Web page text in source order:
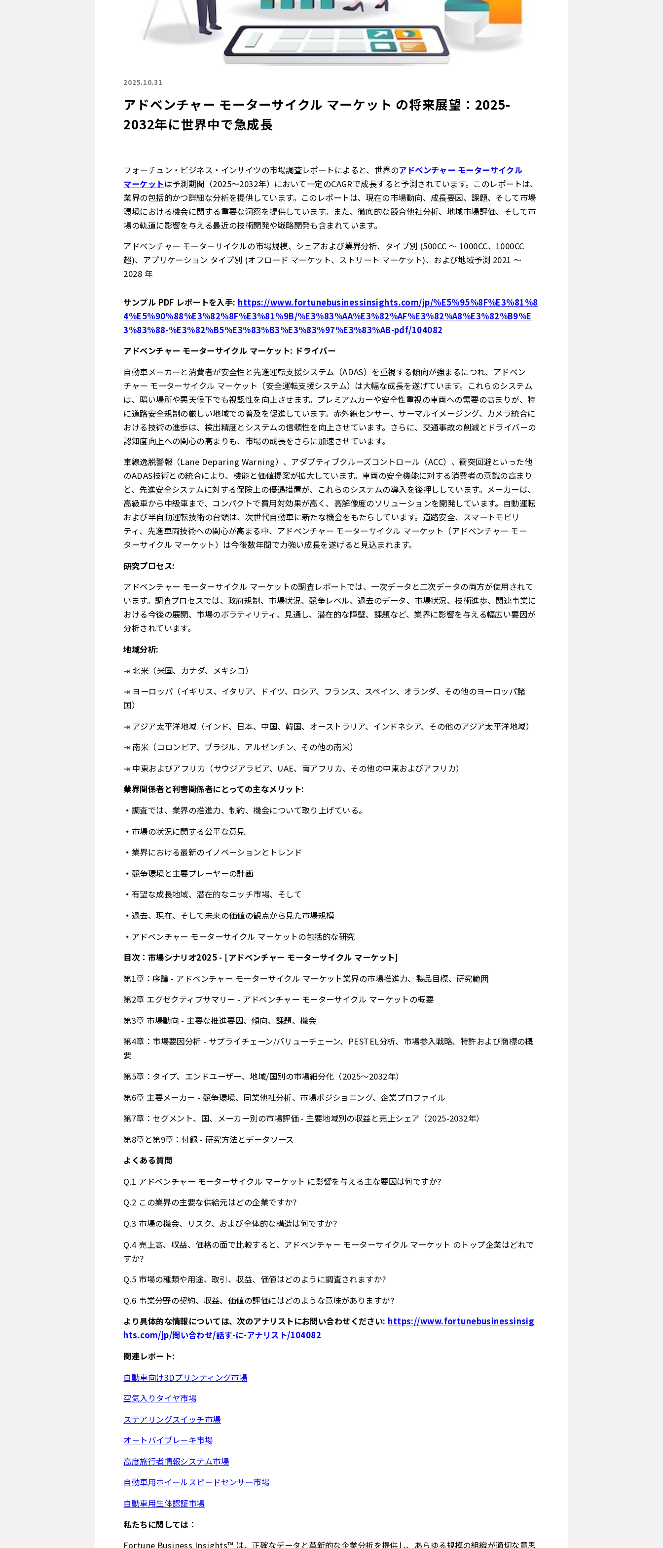
2025.10.31
アドベンチャー モーターサイクル マーケット の将来展望：2025-
2032年に世界中で急成長
フォーチュン・ビジネス・インサイツの市場調査レポートによると、世界のアドベンチャー モーターサイクル
マーケットは予測期間（2025～2032年）において一定のCAGRで成長すると予測されています。このレポートは、
業界の包括的かつ詳細な分析を提供しています。このレポートは、現在の市場動向、成長要因、課題、そして市場
環境における機会に関する重要な洞察を提供しています。また、徹底的な競合他社分析、地域市場評価、そして市
場の軌道に影響を与える最近の技術開発や戦略開発も含まれています。
アドベンチャー モーターサイクルの市場規模、シェアおよび業界分析、タイプ別 (500CC ～ 1000CC、1000CC
超)、アプリケーション タイプ別 (オフロード マーケット、ストリート マーケット)、および地域予測 2021 ～
2028 年
サンプル PDF レポートを入手: https://www.fortunebusinessinsights.com/jp/%E5%95%8F%E3%81%8
4%E5%90%88%E3%82%8F%E3%81%9B/%E3%83%AA%E3%82%AF%E3%82%A8%E3%82%B9%E
3%83%88-%E3%82%B5%E3%83%B3%E3%83%97%E3%83%AB-pdf/104082
アドベンチャー モーターサイクル マーケット: ドライバー
自動車メーカーと消費者が安全性と先進運転支援システム（ADAS）を重視する傾向が強まるにつれ、アドベン
チャー モーターサイクル マーケット（安全運転支援システム）は大幅な成長を遂げています。これらのシステム
は、暗い場所や悪天候下でも視認性を向上させます。プレミアムカーや安全性重視の車両への需要の高まりが、特
に道路安全規制の厳しい地域での普及を促進しています。赤外線センサー、サーマルイメージング、カメラ統合に
おける技術の進歩は、検出精度とシステムの信頼性を向上させています。さらに、交通事故の削減とドライバーの
認知度向上への関心の高まりも、市場の成長をさらに加速させています。
車線逸脱警報（Lane Deparing Warning）、アダプティブクルーズコントロール（ACC）、衝突回避といった他
のADAS技術との統合により、機能と価値提案が拡大しています。車両の安全機能に対する消費者の意識の高まり
と、先進安全システムに対する保険上の優遇措置が、これらのシステムの導入を後押ししています。メーカーは、
高級車から中級車まで、コンパクトで費用対効果が高く、高解像度のソリューションを開発しています。自動運転
および半自動運転技術の台頭は、次世代自動車に新たな機会をもたらしています。道路安全、スマートモビリ
ティ、先進車両技術への関心が高まる中、アドベンチャー モーターサイクル マーケット（アドベンチャー モー
ターサイクル マーケット）は今後数年間で力強い成長を遂げると見込まれます。
研究プロセス:
アドベンチャー モーターサイクル マーケットの調査レポートでは、一次データと二次データの両方が使用されて
います。調査プロセスでは、政府規制、市場状況、競争レベル、過去のデータ、市場状況、技術進歩、関連事業に
おける今後の展開、市場のボラティリティ、見通し、潜在的な障壁、課題など、業界に影響を与える幅広い要因が
分析されています。
地域分析:
⇥ 北米（米国、カナダ、メキシコ）
⇥ ヨーロッパ（イギリス、イタリア、ドイツ、ロシア、フランス、スペイン、オランダ、その他のヨーロッパ諸
国）
⇥ アジア太平洋地域（インド、日本、中国、韓国、オーストラリア、インドネシア、その他のアジア太平洋地域）
⇥ 南米（コロンビア、ブラジル、アルゼンチン、その他の南米）
⇥ 中東およびアフリカ（サウジアラビア、UAE、南アフリカ、その他の中東およびアフリカ）
業界関係者と利害関係者にとっての主なメリット:
調査では、業界の推進力、制約、機会について取り上げている。
市場の状況に関する公平な意見
業界における最新のイノベーションとトレンド
競争環境と主要プレーヤーの計画
有望な成長地域、潜在的なニッチ市場、そして
過去、現在、そして未来の価値の観点から見た市場規模
アドベンチャー モーターサイクル マーケットの包括的な研究
目次：市場シナリオ2025 - [アドベンチャー モーターサイクル マーケット]
第1章：序論 - アドベンチャー モーターサイクル マーケット業界の市場推進力、製品目標、研究範囲
第2章 エグゼクティブサマリー - アドベンチャー モーターサイクル マーケットの概要
第3章 市場動向 - 主要な推進要因、傾向、課題、機会
第4章：市場要因分析 - サプライチェーン/バリューチェーン、PESTEL分析、市場参入戦略、特許および商標の概
要
第5章：タイプ、エンドユーザー、地域/国別の市場細分化（2025～2032年）
第6章 主要メーカー - 競争環境、同業他社分析、市場ポジショニング、企業プロファイル
第7章：セグメント、国、メーカー別の市場評価 - 主要地域別の収益と売上シェア（2025-2032年）
第8章と第9章：付録 - 研究方法とデータソース
よくある質問
Q.1 アドベンチャー モーターサイクル マーケット に影響を与える主な要因は何ですか?
Q.2 この業界の主要な供給元はどの企業ですか?
Q.3 市場の機会、リスク、および全体的な構造は何ですか?
Q.4 売上高、収益、価格の面で比較すると、アドベンチャー モーターサイクル マーケット のトップ企業はどれで
すか?
Q.5 市場の種類や用途、取引、収益、価値はどのように調査されますか?
Q.6 事業分野の契約、収益、価値の評価にはどのような意味がありますか?
より具体的な情報については、次のアナリストにお問い合わせください: https://www.fortunebusinessinsig
hts.com/jp/問い合わせ/話す-に-アナリスト/104082
関連レポート:
自動車向け3Dプリンティング市場
空気入りタイヤ市場
ステアリングスイッチ市場
オートバイブレーキ市場
高度旅行者情報システム市場
自動車用ホイールスピードセンサー市場
自動車用生体認証市場
私たちに関しては：
Fortune Business Insights™ は、正確なデータと革新的な企業分析を提供し、あらゆる規模の組織が適切な意思